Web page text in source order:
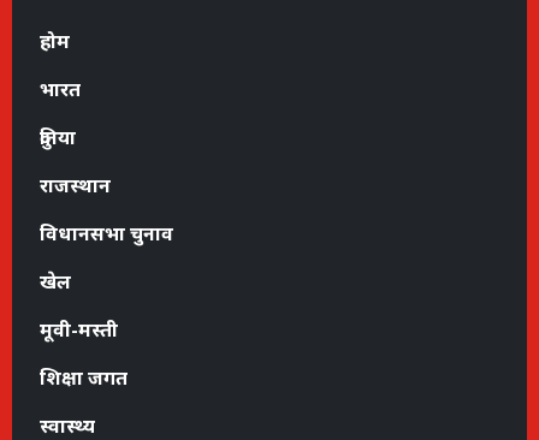
होम
भारत
दुनिया
राजस्थान
विधानसभा चुनाव
खेल
मूवी-मस्ती
शिक्षा जगत
स्वास्थ्य